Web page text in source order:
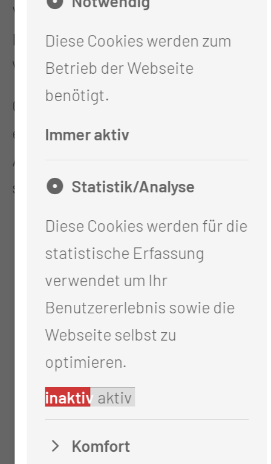
Veranstaltung sind spannende
Impulsvorträge und interaktive
Workshops vorgesehen.
Gern dürfen Sie sich schon jetzt
einen Platz reservieren.
Anmeldung unter:
seminarmanagement@mul-ct.de
Diese Cookies werden zum
Betrieb der Webseite
benötigt.
Immer aktiv
Statistik/Analyse
Diese Cookies werden für die
statistische Erfassung
verwendet um Ihr
Benutzererlebnis sowie die
Webseite selbst zu
optimieren.
inaktiv aktiv
Komfort